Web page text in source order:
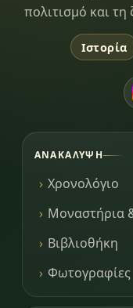
πολιτισμό και
Ιστορία
ΑΝΑΚΆΛΥΨΗ
Χρονολόγιο
Μοναστήρια
Βιβλιοθήκη
Φωτογραφίες